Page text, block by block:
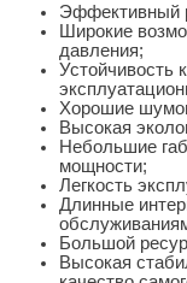
Эффективный
Широкие
давления;
Устойчивость
Хорошие
Высокая
Небольшие
мощности;
Легкость
Длинные
Большой
Высокая